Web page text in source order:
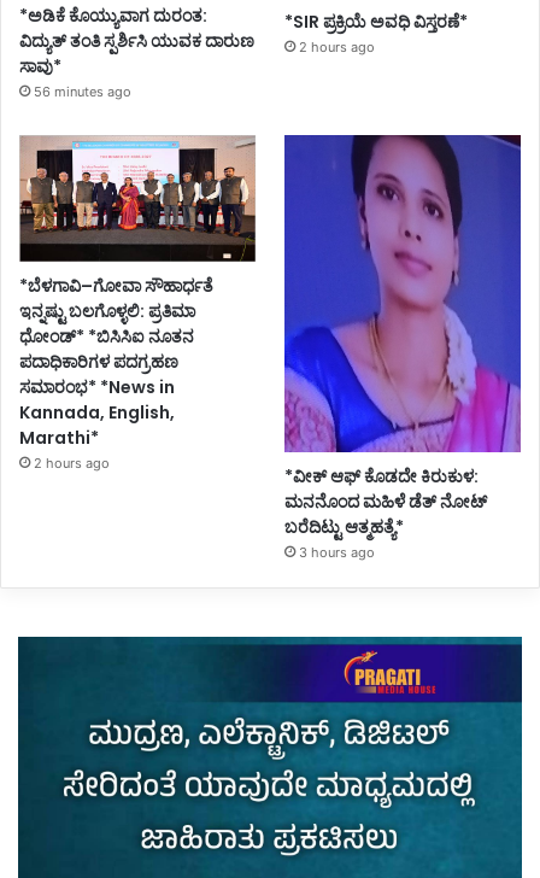
*ಅಡಿಕೆ ಕೊಯ್ಯುವಾಗ ದುರಂತ:
ವಿದ್ಯುತ್ ತಂತಿ ಸ್ಪರ್ಶಿಸಿ ಯುವಕ ದಾರುಣ
ಸಾವು*
56 minutes ago
*SIR ಪ್ರಕ್ರಿಯೆ ಅವಧಿ ವಿಸ್ತರಣೆ*
2 hours ago
*ಬೆಳಗಾವಿ–ಗೋವಾ ಸೌಹಾರ್ಧತೆ
ಇನ್ನಷ್ಟು ಬಲಗೊಳ್ಳಲಿ: ಪ್ರತಿಮಾ
ಧೋಂಡ್* *ಬಿಸಿಸಿಐ ನೂತನ
ಪದಾಧಿಕಾರಿಗಳ ಪದಗ್ರಹಣ
ಸಮಾರಂಭ* *News in
Kannada, English,
Marathi*
2 hours ago
*ವೀಕ್ ಆಫ್ ಕೊಡದೇ ಕಿರುಕುಳ:
ಮನನೊಂದ ಮಹಿಳೆ ಡೆತ್ ನೋಟ್
ಬರೆದಿಟ್ಟು ಆತ್ಮಹತ್ಯೆ*
3 hours ago